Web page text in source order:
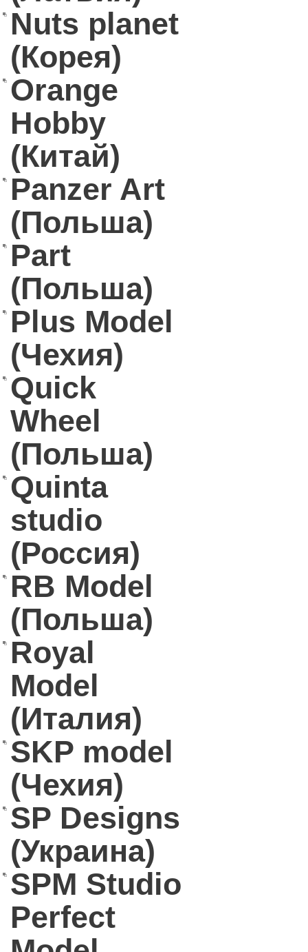
Nuts planet
(Корея)
Orange
Hobby
(Китай)
Panzer Art
(Польша)
Part
(Польша)
Plus Model
(Чехия)
Quick
Wheel
(Польша)
Quinta
studio
(Россия)
RB Model
(Польша)
Royal
Model
(Италия)
SKP model
(Чехия)
SP Designs
(Украина)
SPM Studio
Perfect